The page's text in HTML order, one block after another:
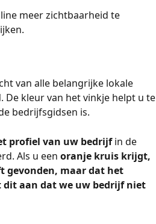
meer zichtbaarheid te
van alle belangrijke lokale
kleur van het vinkje helpt u te
bedrijfsgidsen is.
profiel van uw bedrijf in de
Als u een oranje kruis krijgt,
gevonden, maar dat het
aan dat we uw bedrijf niet